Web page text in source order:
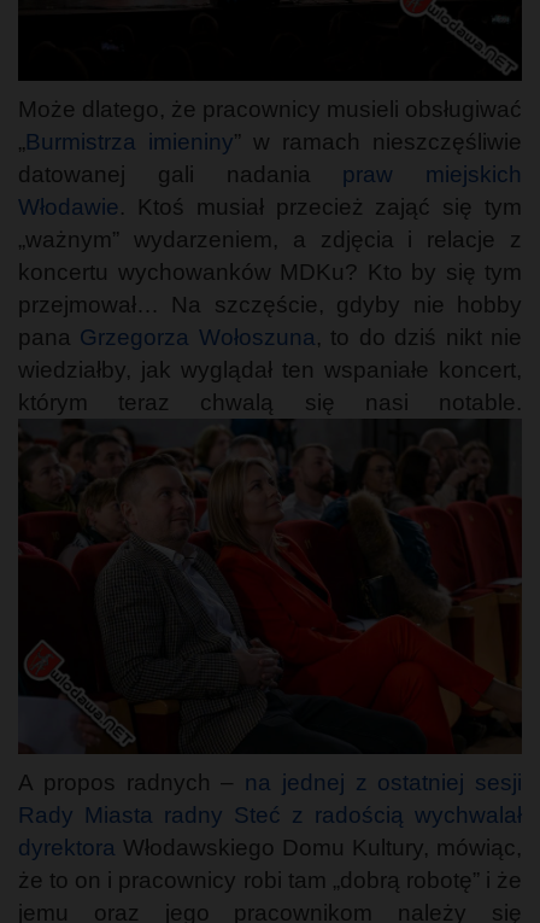
Może dlatego, że pracownicy musieli obsługiwać
„Burmistrza imieniny” w ramach nieszczęśliwie
datowanej gali nadania praw miejskich
Włodawie. Ktoś musiał przecież zająć się tym
„ważnym” wydarzeniem, a zdjęcia i relacje z
koncertu wychowanków MDKu? Kto by się tym
przejmował… Na szczęście, gdyby nie hobby
pana Grzegorza Wołoszuna, to do dziś nikt nie
wiedziałby, jak wyglądał ten wspaniałe koncert,
którym teraz chwalą się nasi notable.
A propos radnych – na jednej z ostatniej sesji
Rady Miasta radny Steć z radością wychwalał
dyrektora Włodawskiego Domu Kultury, mówiąc,
że to on i pracownicy robi tam „dobrą robotę” i że
jemu oraz jego pracownikom należy się